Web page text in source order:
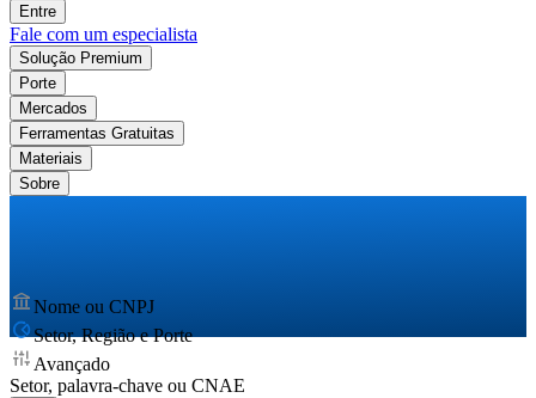
Entre
Fale com um especialista
Solução Premium
Porte
Mercados
Ferramentas Gratuitas
Materiais
Sobre
Nome ou CNPJ
Setor, Região e Porte
Avançado
Setor, palavra-chave ou CNAE